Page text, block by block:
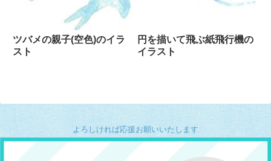
ツバメの親子(空色)のイラ
スト
円を描いて飛ぶ紙飛行機の
イラスト
よろしければ応援お願いいたします